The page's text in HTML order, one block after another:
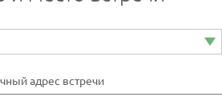
адрес встречи